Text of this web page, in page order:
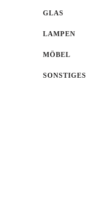
GLAS
LAMPEN
MÖBEL
SONSTIGES